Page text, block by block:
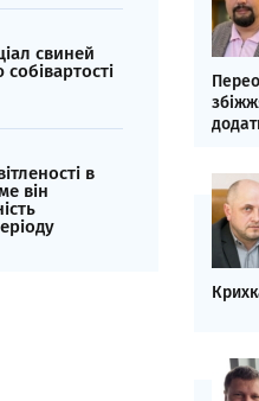
свиней
в
він